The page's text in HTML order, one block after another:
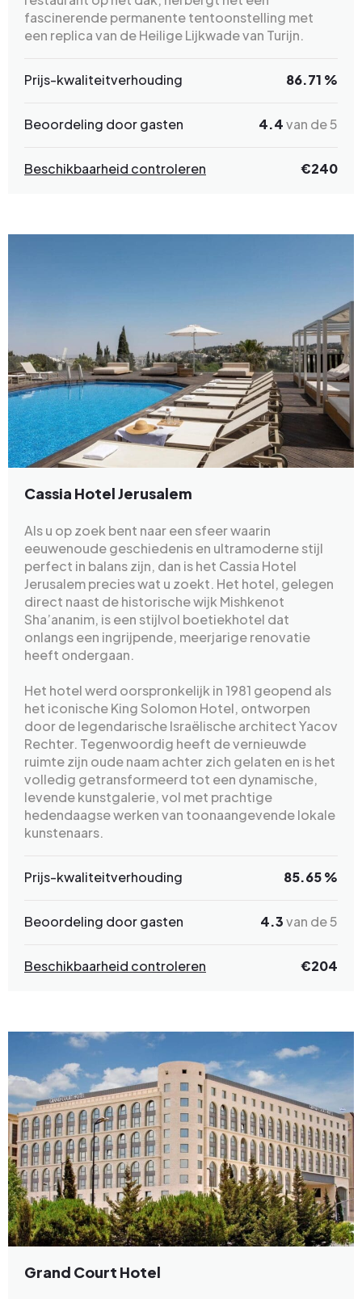
fascinerende permanente tentoonstelling met
een replica van de Heilige Lijkwade van Turijn.
Prijs-kwaliteitverhouding 86.71 %
Beoordeling door gasten 4.4van de 5
Beschikbaarheid controleren €240
Cassia Hotel Jerusalem
Als u op zoek bent naar een sfeer waarin
eeuwenoude geschiedenis en ultramoderne stijl
perfect in balans zijn, dan is het Cassia Hotel
Jerusalem precies wat u zoekt. Het hotel, gelegen
direct naast de historische wijk Mishkenot
Sha’ananim, is een stijlvol boetiekhotel dat
onlangs een ingrijpende, meerjarige renovatie
heeft ondergaan.
Het hotel werd oorspronkelijk in 1981 geopend als
het iconische King Solomon Hotel, ontworpen
door de legendarische Israëlische architect Yacov
Rechter. Tegenwoordig heeft de vernieuwde
ruimte zijn oude naam achter zich gelaten en is het
volledig getransformeerd tot een dynamische,
levende kunstgalerie, vol met prachtige
hedendaagse werken van toonaangevende lokale
kunstenaars.
Prijs-kwaliteitverhouding 85.65 %
Beoordeling door gasten 4.3van de 5
Beschikbaarheid controleren €204
Grand Court Hotel